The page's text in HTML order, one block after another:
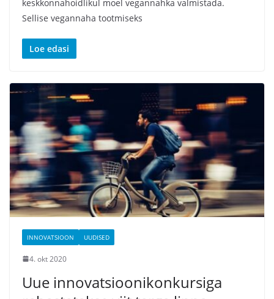
keskkonnahoidlikul moel vegannahka valmistada.
Sellise vegannaha tootmiseks
Loe edasi
INNOVATSIOON UUDISED
4. okt 2020
Uue innovatsioonikonkursiga